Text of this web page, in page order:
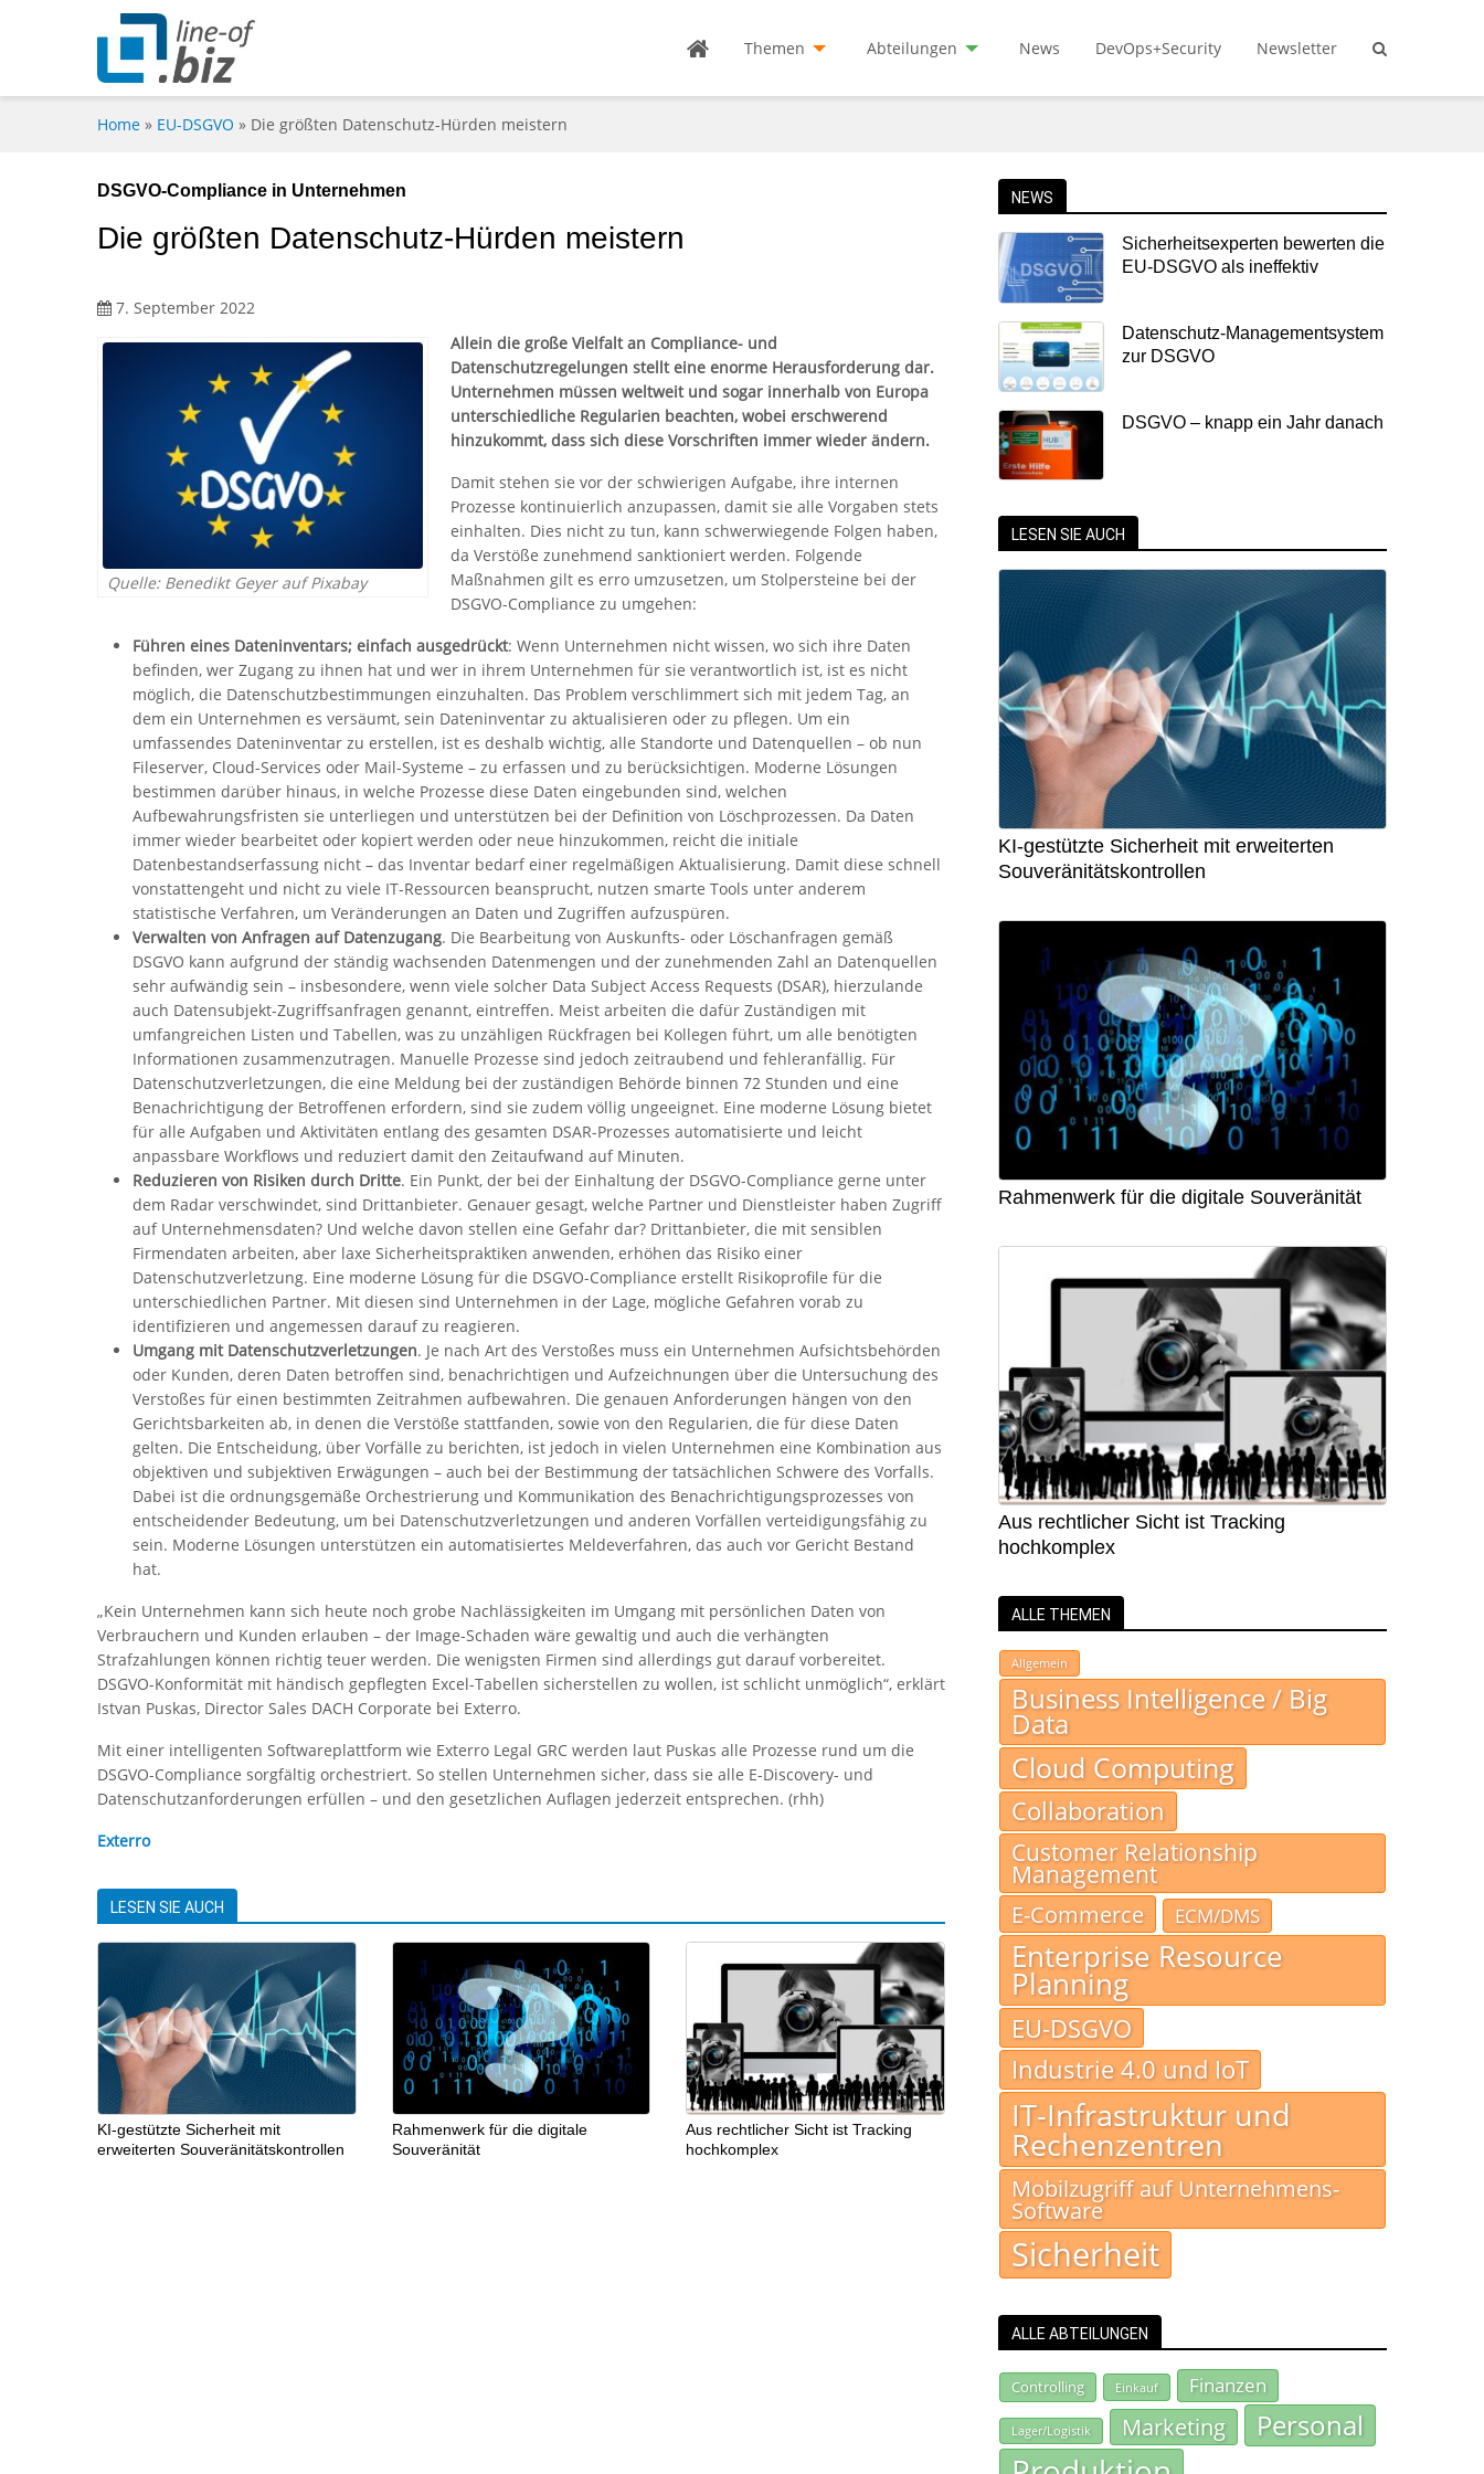
Themen Abteilungen News DevOps+Security Newsletter
Home » EU-DSGVO » Die größten Datenschutz-Hürden meistern
DSGVO-Compliance in Unternehmen
Die größten Datenschutz-Hürden meistern
7. September 2022
Quelle: Benedikt Geyer auf Pixabay
Allein die große Vielfalt an Compliance- und
Datenschutzregelungen stellt eine enorme Herausforderung dar.
Unternehmen müssen weltweit und sogar innerhalb von Europa
unterschiedliche Regularien beachten, wobei erschwerend
hinzukommt, dass sich diese Vorschriften immer wieder ändern.
Damit stehen sie vor der schwierigen Aufgabe, ihre internen
Prozesse kontinuierlich anzupassen, damit sie alle Vorgaben stets
einhalten. Dies nicht zu tun, kann schwerwiegende Folgen haben,
da Verstöße zunehmend sanktioniert werden. Folgende
Maßnahmen gilt es erro umzusetzen, um Stolpersteine bei der
DSGVO-Compliance zu umgehen:
Führen eines Dateninventars; einfach ausgedrückt: Wenn Unternehmen nicht wissen, wo sich ihre Daten
befinden, wer Zugang zu ihnen hat und wer in ihrem Unternehmen für sie verantwortlich ist, ist es nicht
möglich, die Datenschutzbestimmungen einzuhalten. Das Problem verschlimmert sich mit jedem Tag, an
dem ein Unternehmen es versäumt, sein Dateninventar zu aktualisieren oder zu pflegen. Um ein
umfassendes Dateninventar zu erstellen, ist es deshalb wichtig, alle Standorte und Datenquellen – ob nun
Fileserver, Cloud-Services oder Mail-Systeme – zu erfassen und zu berücksichtigen. Moderne Lösungen
bestimmen darüber hinaus, in welche Prozesse diese Daten eingebunden sind, welchen
Aufbewahrungsfristen sie unterliegen und unterstützen bei der Definition von Löschprozessen. Da Daten
immer wieder bearbeitet oder kopiert werden oder neue hinzukommen, reicht die initiale
Datenbestandserfassung nicht – das Inventar bedarf einer regelmäßigen Aktualisierung. Damit diese schnell
vonstattengeht und nicht zu viele IT-Ressourcen beansprucht, nutzen smarte Tools unter anderem
statistische Verfahren, um Veränderungen an Daten und Zugriffen aufzuspüren.
Verwalten von Anfragen auf Datenzugang. Die Bearbeitung von Auskunfts- oder Löschanfragen gemäß
DSGVO kann aufgrund der ständig wachsenden Datenmengen und der zunehmenden Zahl an Datenquellen
sehr aufwändig sein – insbesondere, wenn viele solcher Data Subject Access Requests (DSAR), hierzulande
auch Datensubjekt-Zugriffsanfragen genannt, eintreffen. Meist arbeiten die dafür Zuständigen mit
umfangreichen Listen und Tabellen, was zu unzähligen Rückfragen bei Kollegen führt, um alle benötigten
Informationen zusammenzutragen. Manuelle Prozesse sind jedoch zeitraubend und fehleranfällig. Für
Datenschutzverletzungen, die eine Meldung bei der zuständigen Behörde binnen 72 Stunden und eine
Benachrichtigung der Betroffenen erfordern, sind sie zudem völlig ungeeignet. Eine moderne Lösung bietet
für alle Aufgaben und Aktivitäten entlang des gesamten DSAR-Prozesses automatisierte und leicht
anpassbare Workflows und reduziert damit den Zeitaufwand auf Minuten.
Reduzieren von Risiken durch Dritte. Ein Punkt, der bei der Einhaltung der DSGVO-Compliance gerne unter
dem Radar verschwindet, sind Drittanbieter. Genauer gesagt, welche Partner und Dienstleister haben Zugriff
auf Unternehmensdaten? Und welche davon stellen eine Gefahr dar? Drittanbieter, die mit sensiblen
Firmendaten arbeiten, aber laxe Sicherheitspraktiken anwenden, erhöhen das Risiko einer
Datenschutzverletzung. Eine moderne Lösung für die DSGVO-Compliance erstellt Risikoprofile für die
unterschiedlichen Partner. Mit diesen sind Unternehmen in der Lage, mögliche Gefahren vorab zu
identifizieren und angemessen darauf zu reagieren.
Umgang mit Datenschutzverletzungen. Je nach Art des Verstoßes muss ein Unternehmen Aufsichtsbehörden
oder Kunden, deren Daten betroffen sind, benachrichtigen und Aufzeichnungen über die Untersuchung des
Verstoßes für einen bestimmten Zeitrahmen aufbewahren. Die genauen Anforderungen hängen von den
Gerichtsbarkeiten ab, in denen die Verstöße stattfanden, sowie von den Regularien, die für diese Daten
gelten. Die Entscheidung, über Vorfälle zu berichten, ist jedoch in vielen Unternehmen eine Kombination aus
objektiven und subjektiven Erwägungen – auch bei der Bestimmung der tatsächlichen Schwere des Vorfalls.
Dabei ist die ordnungsgemäße Orchestrierung und Kommunikation des Benachrichtigungsprozesses von
entscheidender Bedeutung, um bei Datenschutzverletzungen und anderen Vorfällen verteidigungsfähig zu
sein. Moderne Lösungen unterstützen ein automatisiertes Meldeverfahren, das auch vor Gericht Bestand
hat.
„Kein Unternehmen kann sich heute noch grobe Nachlässigkeiten im Umgang mit persönlichen Daten von
Verbrauchern und Kunden erlauben – der Image-Schaden wäre gewaltig und auch die verhängten
Strafzahlungen können richtig teuer werden. Die wenigsten Firmen sind allerdings gut darauf vorbereitet.
DSGVO-Konformität mit händisch gepflegten Excel-Tabellen sicherstellen zu wollen, ist schlicht unmöglich“, erklärt
Istvan Puskas, Director Sales DACH Corporate bei Exterro.
Mit einer intelligenten Softwareplattform wie Exterro Legal GRC werden laut Puskas alle Prozesse rund um die
DSGVO-Compliance sorgfältig orchestriert. So stellen Unternehmen sicher, dass sie alle E-Discovery- und
Datenschutzanforderungen erfüllen – und den gesetzlichen Auflagen jederzeit entsprechen. (rhh)
Exterro
LESEN SIE AUCH
KI-gestützte Sicherheit mit
erweiterten Souveränitätskontrollen
Rahmenwerk für die digitale
Souveränität
Aus rechtlicher Sicht ist Tracking
hochkomplex
NEWS
Sicherheitsexperten bewerten die
EU-DSGVO als ineffektiv
Datenschutz-Managementsystem
zur DSGVO
DSGVO – knapp ein Jahr danach
LESEN SIE AUCH
KI-gestützte Sicherheit mit erweiterten
Souveränitätskontrollen
Rahmenwerk für die digitale Souveränität
Aus rechtlicher Sicht ist Tracking
hochkomplex
ALLE THEMEN
Allgemein
Business Intelligence / Big
Data
Cloud Computing
Collaboration
Customer Relationship
Management
E-Commerce
ECM/DMS
Enterprise Resource
Planning
EU-DSGVO
Industrie 4.0 und IoT
IT-Infrastruktur und
Rechenzentren
Mobilzugriff auf Unternehmens-
Software
Sicherheit
ALLE ABTEILUNGEN
Controlling Einkauf Finanzen
Lager/Logistik Marketing Personal